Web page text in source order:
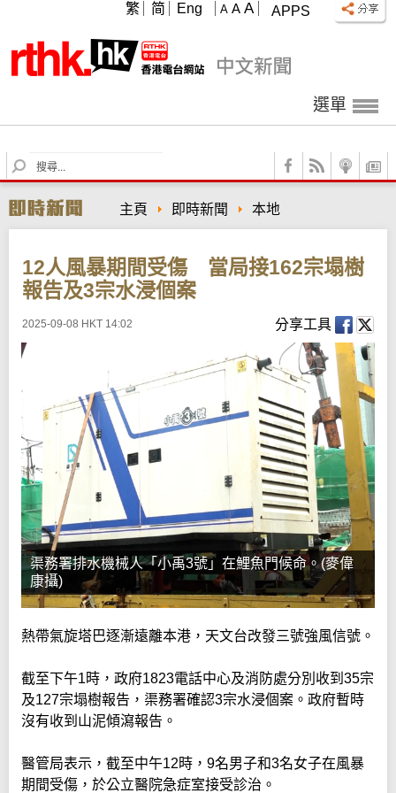
APPS
A A A
繁 简 Eng
選單
S
e
r
c
主頁 即時新聞 本地
12人風暴期間受傷 當局接162宗塌樹
報告及3宗水浸個案
2025-09-08 HKT 14:02 分享工具
渠務署排水機械人「小禹3號」在鯉魚門候命。(麥偉
康攝)
熱帶氣旋塔巴逐漸遠離本港，天文台改發三號強風信號。
截至下午1時，政府1823電話中心及消防處分別收到35宗
及127宗塌樹報告，渠務署確認3宗水浸個案。政府暫時
沒有收到山泥傾瀉報告。
醫管局表示，截至中午12時，9名男子和3名女子在風暴
期間受傷，於公立醫院急症室接受診治。